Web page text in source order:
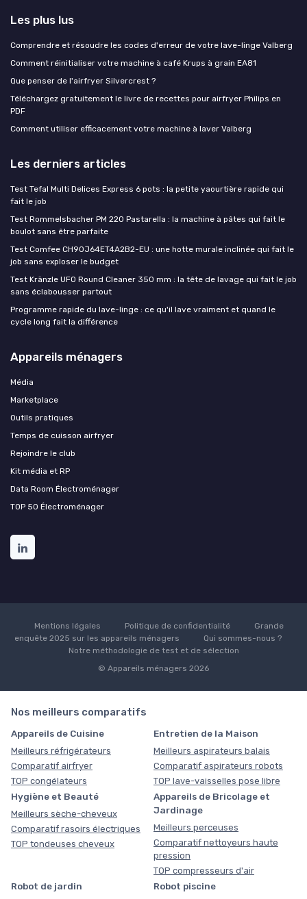
Les plus lus
Comprendre et résoudre les codes d'erreur de votre lave-linge Valberg
Comment réinitialiser votre machine à café Krups à grain EA81
Que penser de l'airfryer Silvercrest ?
Téléchargez gratuitement le livre de recettes pour airfryer Philips en
PDF
Comment utiliser efficacement votre machine à laver Valberg
Les derniers articles
Test Tefal Multi Delices Express 6 pots : la petite yaourtière rapide qui
fait le job
Test Rommelsbacher PM 220 Pastarella : la machine à pâtes qui fait le
boulot sans être parfaite
Test Comfee CH90J64ET4A2B2-EU : une hotte murale inclinée qui fait le
job sans exploser le budget
Test Kränzle UFO Round Cleaner 350 mm : la tête de lavage qui fait le job
sans éclabousser partout
Programme rapide du lave-linge : ce qu'il lave vraiment et quand le
cycle long fait la différence
Appareils ménagers
Média
Marketplace
Outils pratiques
Temps de cuisson airfryer
Rejoindre le club
Kit média et RP
Data Room Électroménager
TOP 50 Électroménager
Mentions légales Politique de confidentialité
Grande
enquête 2025 sur les appareils ménagers
Qui sommes-nous ?
Notre méthodologie de test et de sélection
© Appareils ménagers 2026
Nos meilleurs comparatifs
Appareils de Cuisine
Meilleurs réfrigérateurs
Comparatif airfryer
TOP congélateurs
Entretien de la Maison
Meilleurs aspirateurs balais
Comparatif aspirateurs robots
TOP lave-vaisselles pose libre
Hygiène et Beauté
Meilleurs sèche-cheveux
Comparatif rasoirs électriques
TOP tondeuses cheveux
Appareils de Bricolage et
Jardinage
Meilleurs perceuses
Comparatif nettoyeurs haute
pression
TOP compresseurs d'air
Robot de jardin Robot piscine